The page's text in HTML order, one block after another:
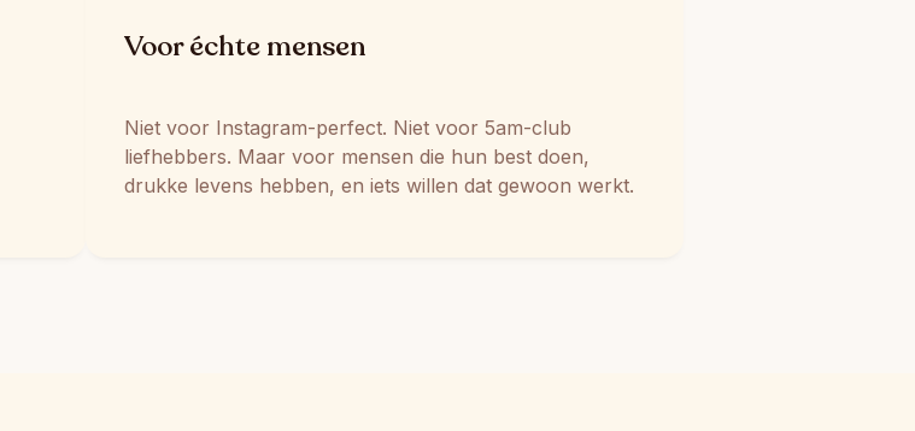
Voor échte mensen
Niet voor Instagram-perfect. Niet voor 5am-club
liefhebbers. Maar voor mensen die hun best doen,
drukke levens hebben, en iets willen dat gewoon werkt.